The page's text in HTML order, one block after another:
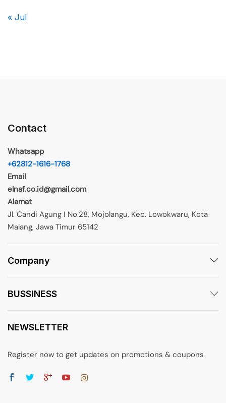
« Jul
Contact
Whatsapp
+62812-1616-1768
Email
elnaf.co.id@gmail.com
Alamat
Jl. Candi Agung I No.28, Mojolangu, Kec. Lowokwaru, Kota
Malang, Jawa Timur 65142
Company
BUSSINESS
NEWSLETTER
Register now to get updates on promotions & coupons